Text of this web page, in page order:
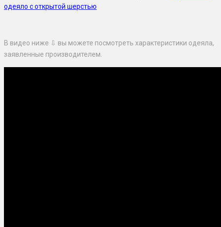
одеяло с открытой шерстью
В видео ниже ⇩ вы можете посмотреть характеристики одеяла,
заявленные производителем.